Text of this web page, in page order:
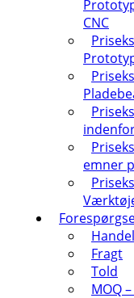
CNC
emner
Fragt
Told
MOQ